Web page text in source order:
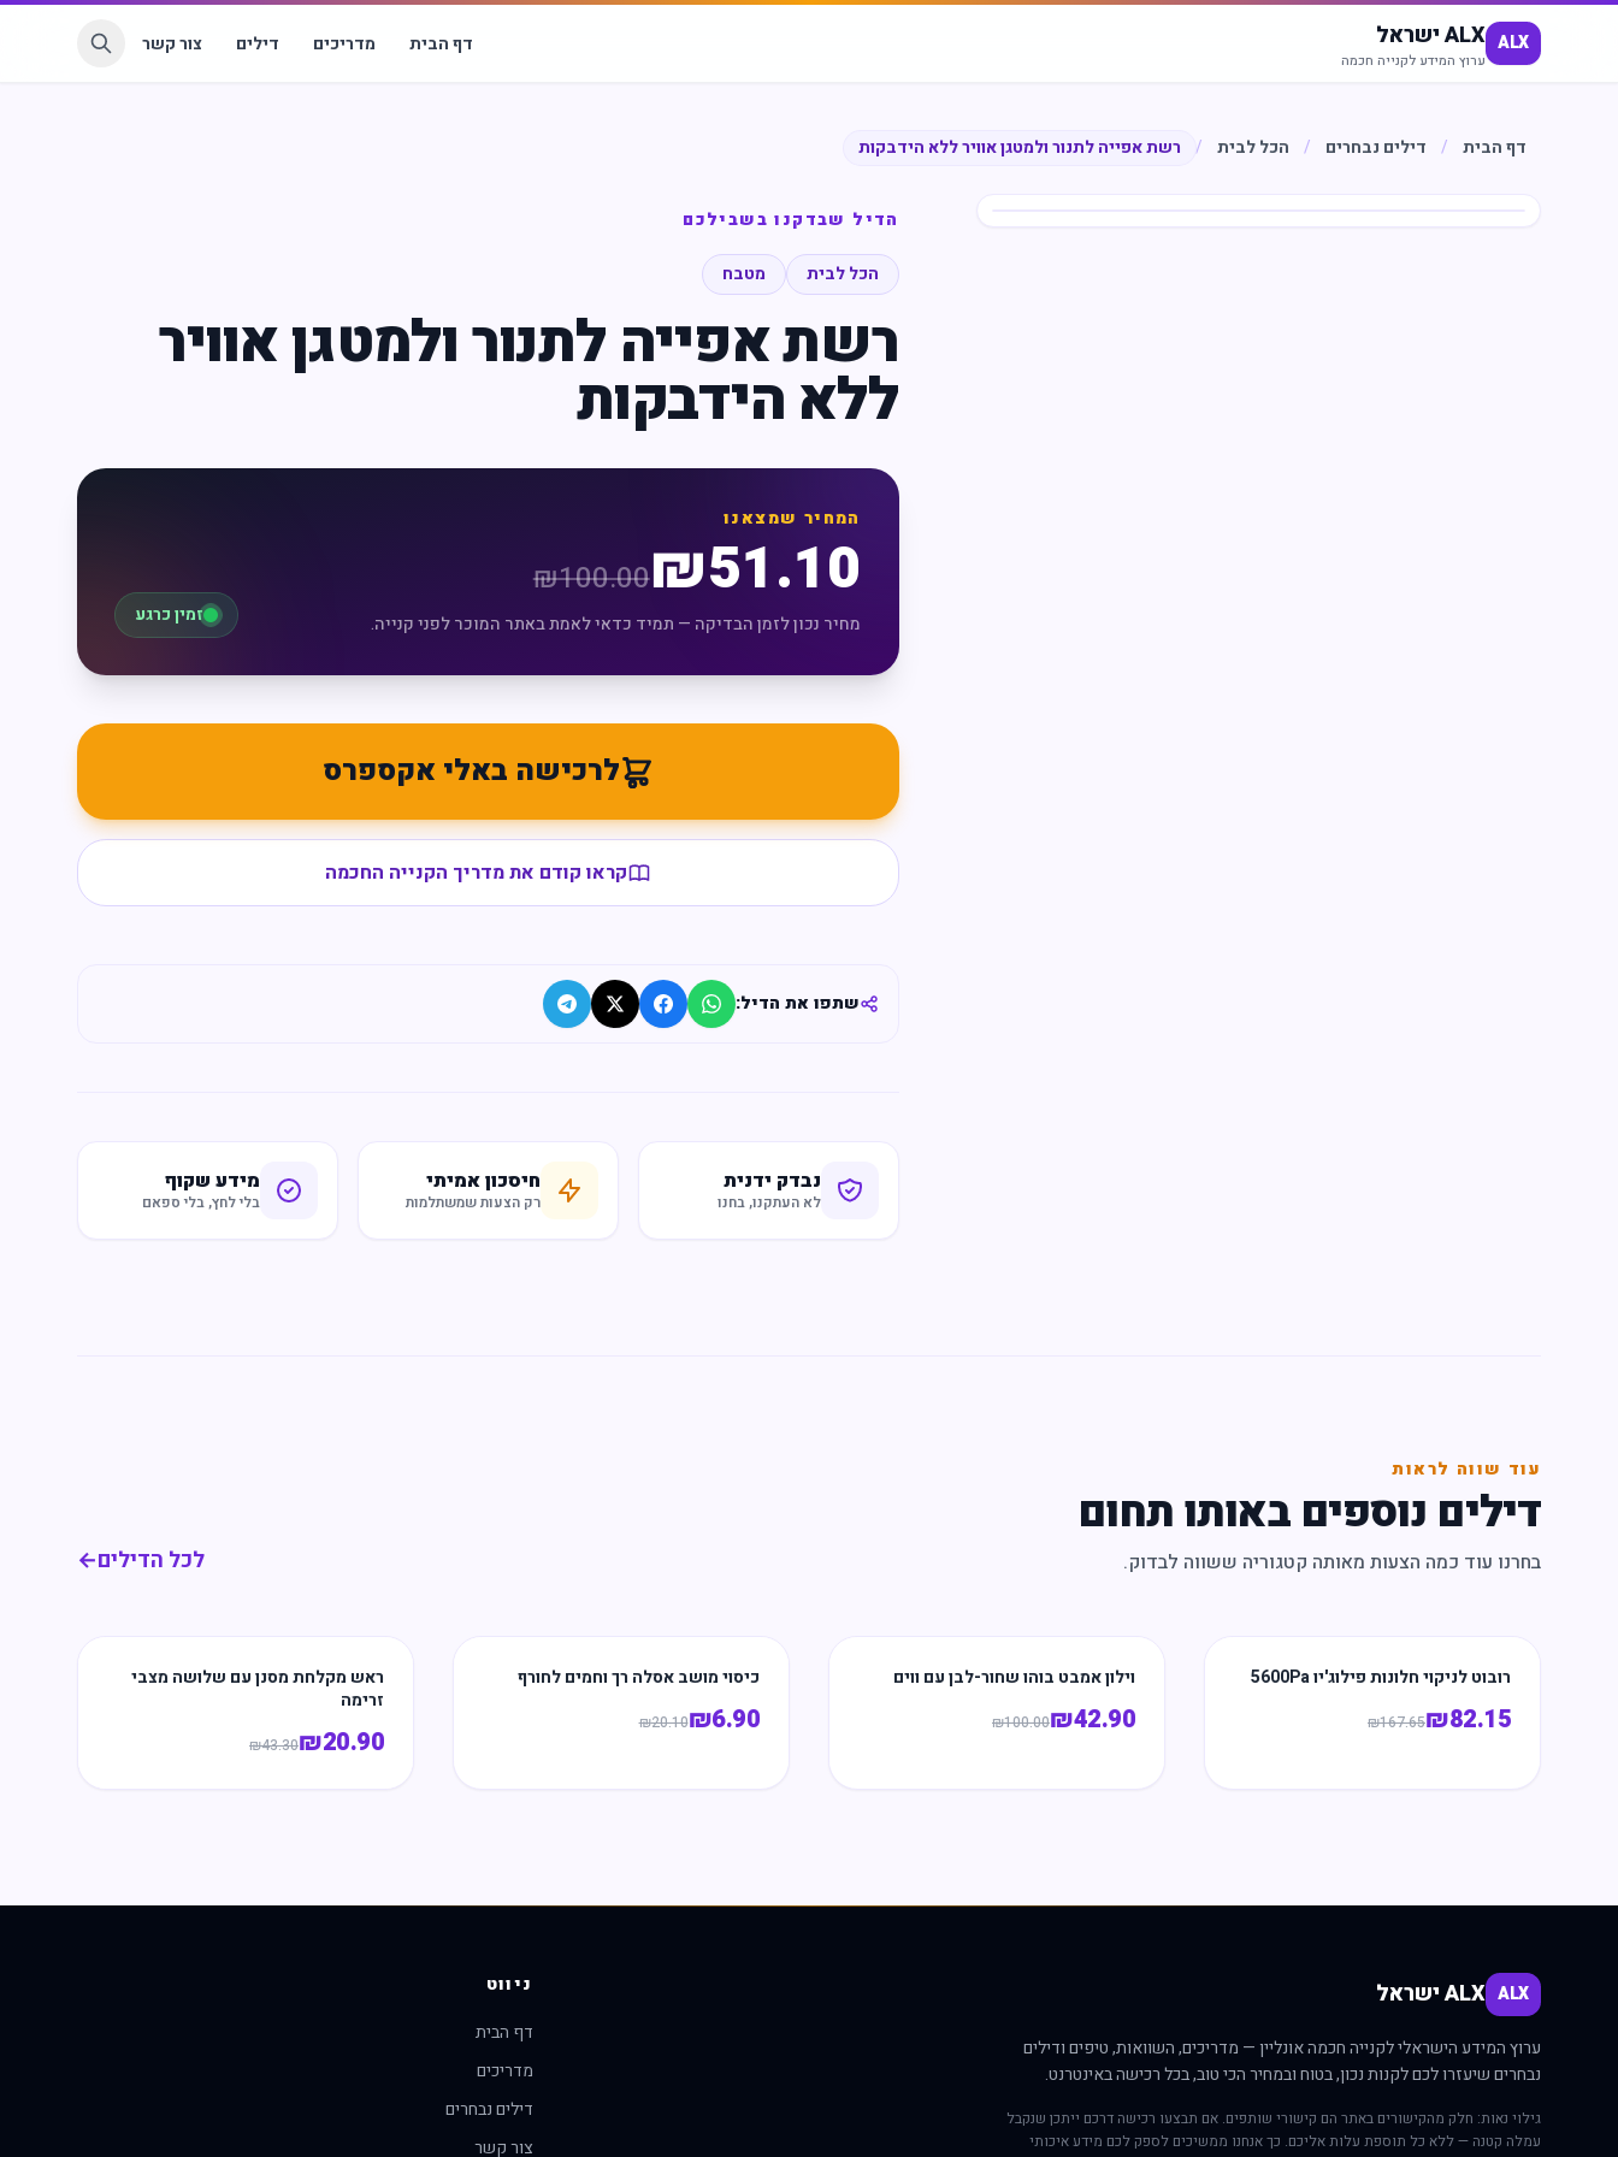
ALX ALX ישראל
ערוץ המידע לקנייה חכמה
דף הבית מדריכים דילים צור קשר
דף הבית / דילים נבחרים / הכל לבית / רשת אפייה לתנור ולמטגן אוויר ללא הידבקות
הדיל שבדקנו בשבילכם
הכל לבית מטבח
רשת אפייה לתנור ולמטגן אוויר
ללא הידבקות
המחיר שמצאנו
₪51.10
₪100.00
מחיר נכון לזמן הבדיקה — תמיד כדאי לאמת באתר המוכר לפני קנייה. זמין כרגע
לרכישה באלי אקספרס
קראו קודם את מדריך הקנייה החכמה
שתפו את הדיל:
נבדק ידנית
לא העתקנו, בחנו
חיסכון אמיתי
רק הצעות שמשתלמות
מידע שקוף
בלי לחץ, בלי ספאם
עוד שווה לראות
דילים נוספים באותו תחום
בחרנו עוד כמה הצעות מאותה קטגוריה ששווה לבדוק. לכל הדילים←
רובוט לניקוי חלונות פילוג'יו 5600Pa
₪82.15
₪167.65
וילון אמבט בוהו שחור-לבן עם ווים
₪42.90
₪100.00
כיסוי מושב אסלה רך וחמים לחורף
₪6.90
₪20.10
ראש מקלחת מסנן עם שלושה מצבי
זרימה
₪20.90
₪43.30
ALX ALX ישראל
ערוץ המידע הישראלי לקנייה חכמה אונליין — מדריכים, השוואות, טיפים ודילים
נבחרים שיעזרו לכם לקנות נכון, בטוח ובמחיר הכי טוב, בכל רכישה באינטרנט.
גילוי נאות: חלק מהקישורים באתר הם קישורי שותפים. אם תבצעו רכישה דרכם ייתכן שנקבל
עמלה קטנה — ללא כל תוספת עלות אליכם. כך אנחנו ממשיכים לספק לכם מידע איכותי
ניווט
דף הבית
מדריכים
דילים נבחרים
צור קשר